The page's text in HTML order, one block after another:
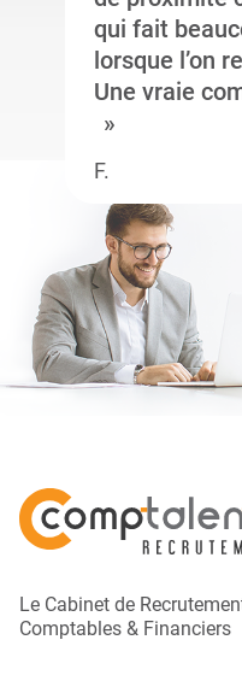
qui fait
lorsque l’on
Une vraie
F.
Le Cabinet de
Comptables & Financiers